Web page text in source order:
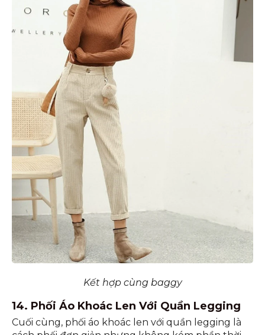
Kết hợp cùng baggy
14. Phối Áo Khoác Len Với Quần Legging
Cuối cùng, phối áo khoác len với quần legging là